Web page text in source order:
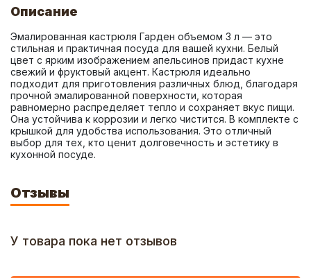
Описание
Эмалированная кастрюля Гарден объемом 3 л — это
стильная и практичная посуда для вашей кухни. Белый
цвет с ярким изображением апельсинов придаст кухне
свежий и фруктовый акцент. Кастрюля идеально
подходит для приготовления различных блюд, благодаря
прочной эмалированной поверхности, которая
равномерно распределяет тепло и сохраняет вкус пищи.
Она устойчива к коррозии и легко чистится. В комплекте с
крышкой для удобства использования. Это отличный
выбор для тех, кто ценит долговечность и эстетику в
кухонной посуде.
Отзывы
У товара пока нет отзывов